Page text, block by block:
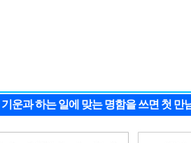
운과 하는 일에 맞는 명함을 쓰면 첫 만